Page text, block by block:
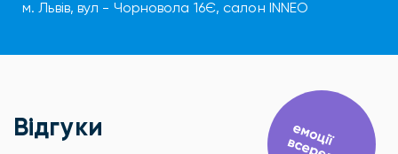
м. Львів, вул - Чорновола 16Є, салон INNEO
Відгуки